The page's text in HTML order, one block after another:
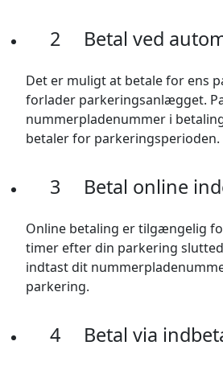
2 Betal ved
Det er muligt at betale for ens
forlader parkeringsanlægget.
nummerpladenummer i
betaler for parkeringsperioden.
3 Betal online
Online betaling er tilgængelig
timer efter din parkering
indtast dit
parkering.
4 Betal via